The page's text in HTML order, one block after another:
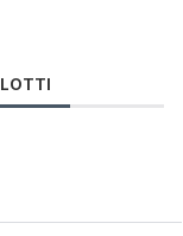
LOTTI